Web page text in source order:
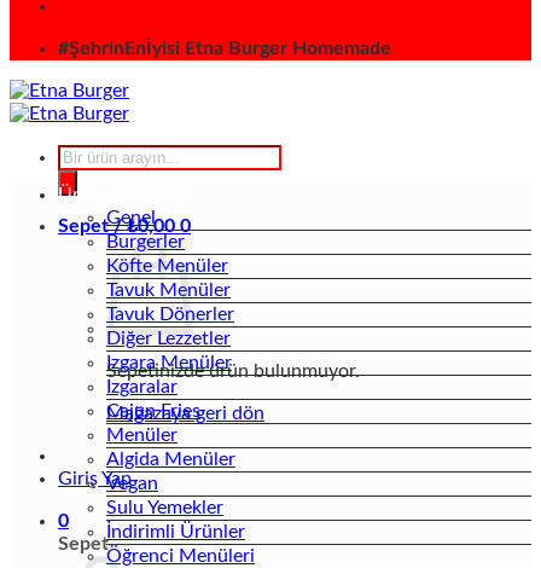
#ŞehrinEnİyisi Etna Burger Homemade
Products
search
Sepet /₺0,00 0
Sepetinizde ürün bulunmuyor.
Mağazaya geri dön
Giriş Yap
0
Sepet
Ürün Kategorisi
Genel
Burgerler
Köfte Menüler
Tavuk Menüler
Tavuk Dönerler
Diğer Lezzetler
Izgara Menüler
Izgaralar
Cajun Fries
Menüler
Algida Menüler
Vegan
Sulu Yemekler
İndirimli Ürünler
Öğrenci Menüleri